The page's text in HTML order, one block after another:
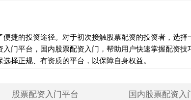
捷的投资途径。对于初次接触股票配资的投资者，选
门平台，国内股票配资入门，帮助用户快速掌握配资
择正规、有资质的平台，以保障自身权益。
股票配资入门平台 国内股票配资入